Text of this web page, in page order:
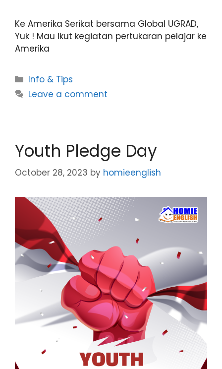
Ke Amerika Serikat bersama Global UGRAD,
Yuk ! Mau ikut kegiatan pertukaran pelajar ke
Amerika
Info & Tips
Leave a comment
Youth Pledge Day
October 28, 2023 by homieenglish